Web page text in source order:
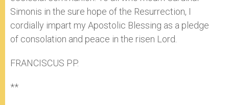
Simonis in the sure hope of the Resurrection, I
cordially impart my Apostolic Blessing as a pledge
of consolation and peace in the risen Lord.
FRANCISCUS PP.
**